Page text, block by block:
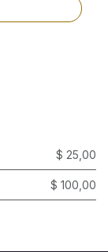
$ 25,00
$ 100,00